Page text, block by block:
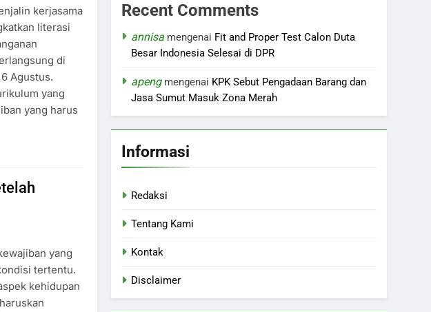
kerjasama
literasi
di
Agustus.
yang
yang harus
yang
tertentu.
kehidupan
Recent Comments
annisa mengenai Fit and Proper Test Calon Duta
Besar Indonesia Selesai di DPR
apengmengenai KPK Sebut Pengadaan Barang dan
Jasa Sumut Masuk Zona Merah
Informasi
Redaksi
Tentang Kami
Kontak
Disclaimer